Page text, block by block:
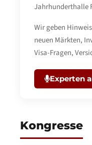
Jahrhunderthalle
Wir geben
neuen Märkten,
Visa-Fragen,
Experten
Kongresse